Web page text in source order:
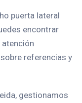
puerta lateral
encontrar
atención
referencias y
gestionamos